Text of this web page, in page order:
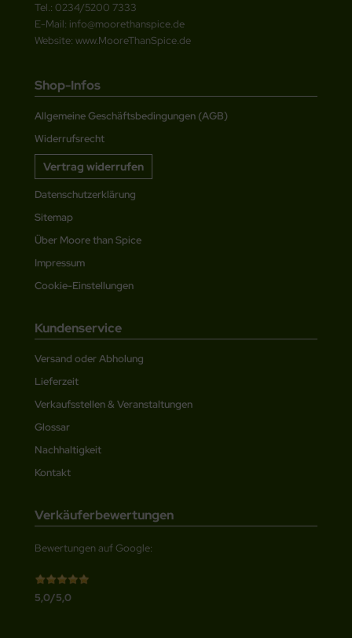
Tel.: 0234/5200 7333
E-Mail: info@moorethanspice.de
Website: www.MooreThanSpice.de
Shop-Infos
Allgemeine Geschäftsbedingungen (AGB)
Widerrufsrecht
Vertrag widerrufen
Datenschutzerklärung
Sitemap
Über Moore than Spice
Impressum
Cookie-Einstellungen
Kundenservice
Versand oder Abholung
Lieferzeit
Verkaufsstellen & Veranstaltungen
Glossar
Nachhaltigkeit
Kontakt
Verkäuferbewertungen
Bewertungen auf Google:
5,0/5,0